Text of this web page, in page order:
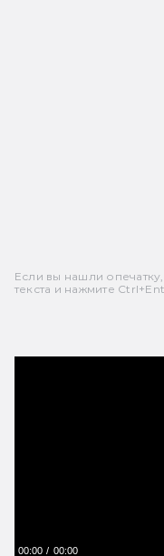
Если вы нашли
текста и нажмите
00:00 00:00